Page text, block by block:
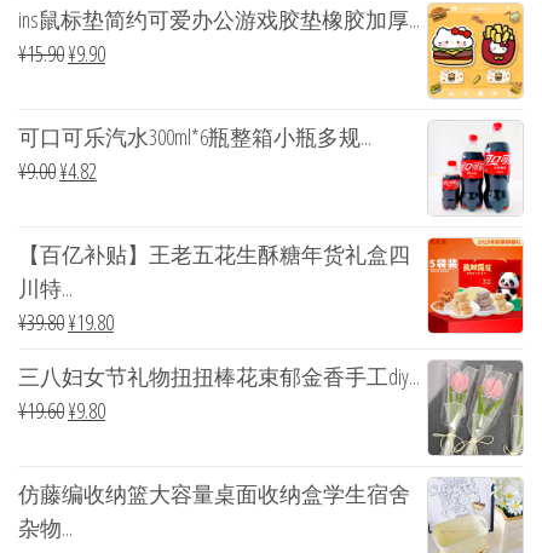
ins鼠标垫简约可爱办公游戏胶垫橡胶加厚...
¥15.90¥9.90
可口可乐汽水300ml*6瓶整箱小瓶多规...
¥9.00¥4.82
【百亿补贴】王老五花生酥糖年货礼盒四
川特...
¥39.80¥19.80
三八妇女节礼物扭扭棒花束郁金香手工diy...
¥19.60¥9.80
仿藤编收纳篮大容量桌面收纳盒学生宿舍
杂物...